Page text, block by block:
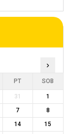
›
PT SOB
31
1
7
8
14
15